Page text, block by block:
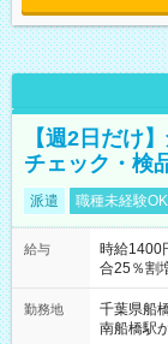
【週2日だけ
チェック・検
派遣 職種未経験OK
給与
時給1400
合25％割
勤務地
千葉県船
南船橋駅